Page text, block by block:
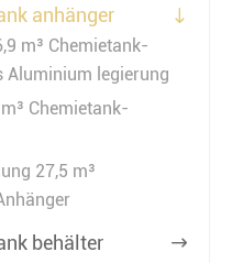
anhänger 
m³ Chemietank-
Aluminium legierung
Chemietank-
27,5 m³
behälter 